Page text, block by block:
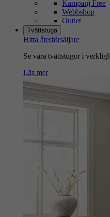
Kampanj Free
Webbshop
Outlet
Tvättstuga
Hitta återförsäljare
Se våra tvättstugor i
Läs mer